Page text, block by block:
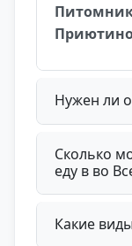
Нужен ли
Сколько
еду в во
Какие